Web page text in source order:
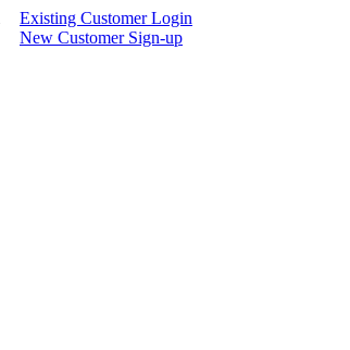
Existing Customer Login
New Customer Sign-up